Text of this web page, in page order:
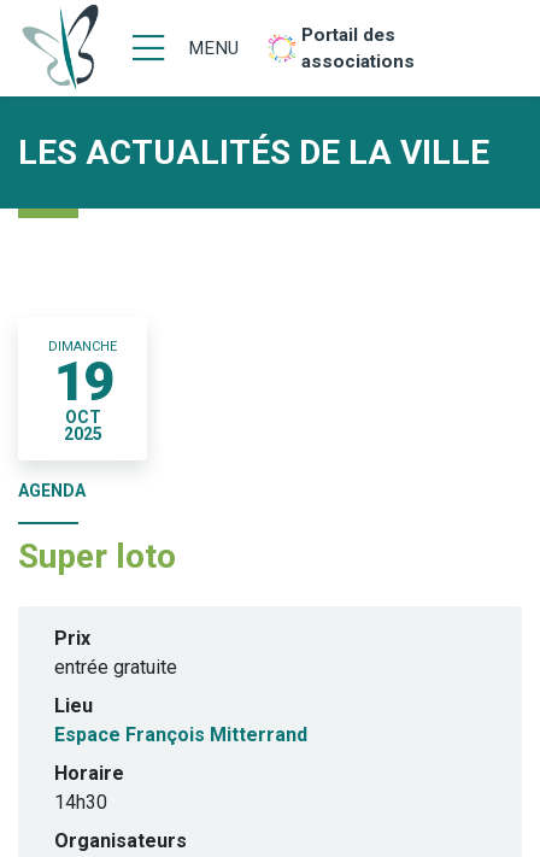
MENU
Portail des
associations
LES ACTUALITÉS DE LA VILLE
DIMANCHE
19
OCT
2025
AGENDA
Super loto
Prix
entrée gratuite
Lieu
Espace François Mitterrand
Horaire
14h30
Organisateurs